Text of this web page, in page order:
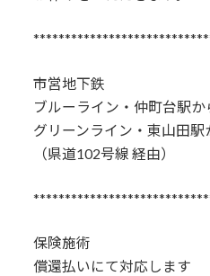
市営地下鉄
ブルーライン・仲町台駅
グリーンライン・東山田駅
（県道102号線 経由）
保険施術
償還払いにて対応します